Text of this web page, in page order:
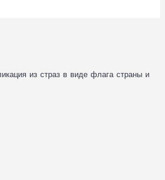
из страз в виде флага страны и